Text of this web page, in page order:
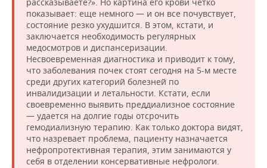
показывает: еще немного — и он все почувствует,
состояние резко ухудшится. В этом, кстати, и
заключается необходимость регулярных
медосмотров и диспансеризации.
Несвоевременная диагностика и приводит к тому,
что заболевания почек стоят сегодня на 5-м месте
среди других категорий болезней по
инвалидизации и летальности. Кстати, если
своевременно выявить преддиализное состояние
— удается на долгие годы отсрочить
гемодиализную терапию. Как только доктора видят,
что назревает проблема, пациенту назначается
нефропротективная терапия, этим занимаются у
себя в отделении консервативные нефрологи.